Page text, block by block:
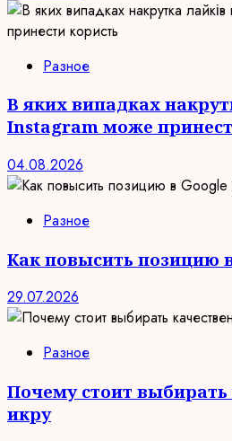
Разное
В яких випадках
Instagram може
04.08.2026
Разное
Как повысить позицию
29.07.2026
Разное
Почему стоит
икру